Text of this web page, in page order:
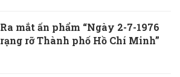
Ra mắt ấn phẩm “Ngày 2-7-1976
rạng rỡ Thành phố Hồ Chí Minh”